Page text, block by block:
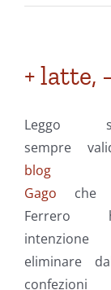
+ latte,
Leggo
sempre
blog
Gago che
Ferrero
intenzione
eliminare
confezioni